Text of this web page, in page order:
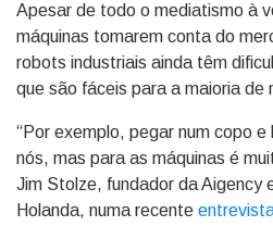
Apesar de todo o mediatismo à
máquinas tomarem conta do
robots industriais ainda têm
que são fáceis para a maioria de
“Por exemplo, pegar num copo
nós, mas para as máquinas é
Jim Stolze, fundador da Aigency
Holanda, numa recente